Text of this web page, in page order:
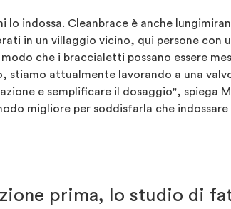
indossa. Cleanbrace è anche
in un villaggio vicino, qui persone con
che i braccialetti possano essere
stiamo attualmente lavorando a una
e semplificare il dosaggio", spiega
migliore per soddisfarla che
prima, lo studio di